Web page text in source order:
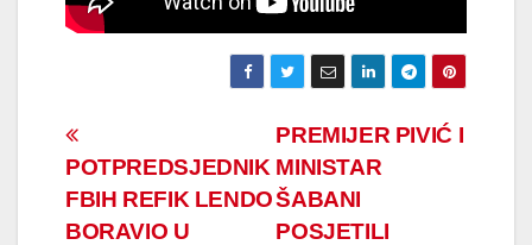
Navigacija
članaka
PREMIJER PIVIĆ I
MINISTAR
ŠABANI
POSJETILI
POTPREDSJEDNIK
FBIH REFIK LENDO
BORAVIO U